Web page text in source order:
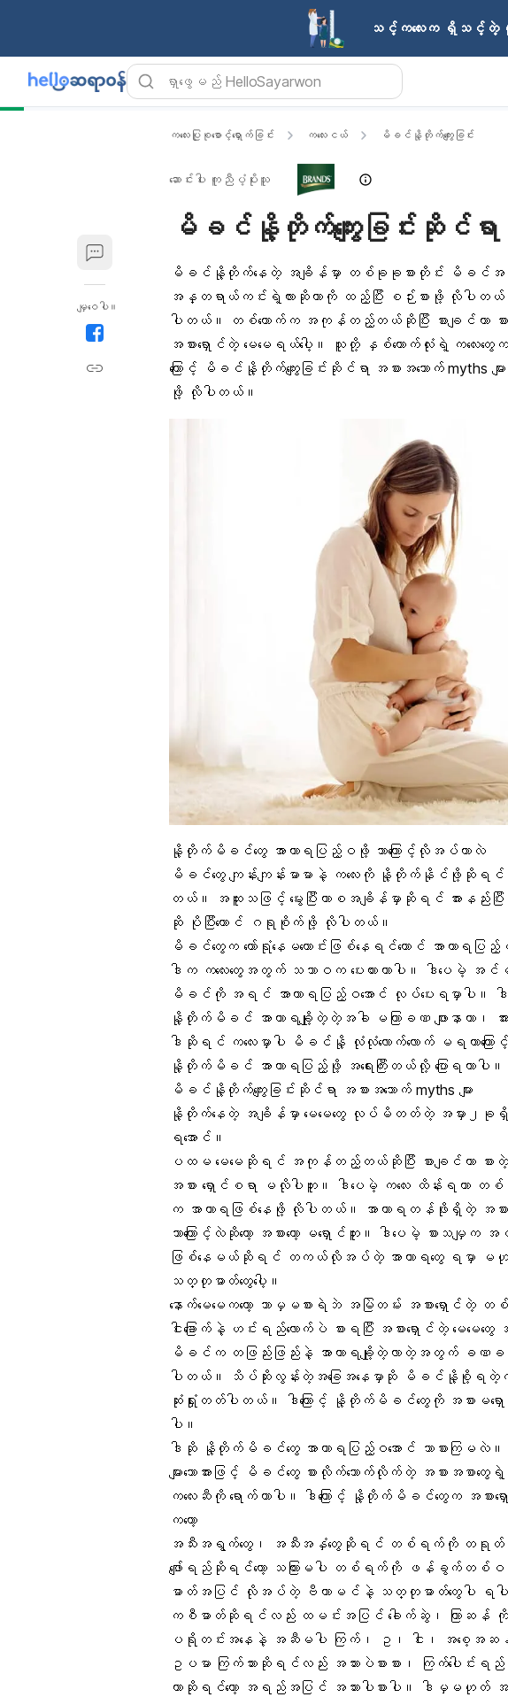
သင့်ကလေးက ရှိသင့်တဲ့
မျှဝေပါ။
ကလေးပြုစုစောင့်ရှောက်ခြင်း ကလေးငယ် မိခင်နို့တိုက်ကျွေးခြင်း
ဆောင်းပါး ကူညီပံ့ပိုးသူ
မိခင်နို့တိုက်ကျွေးခြင်းဆိုင်ရာ အ
မိခင်နို့တိုက်နေတဲ့ အချိန်မှာ တစ်ခုခုစားတိုင်း မိခင်အတွ
အန္တရာယ်ကင်းရဲ့လားဆိုတာကို ထည့်ပြီး စဉ်းစားဖို့ လိုပါတ
ပါတယ်။ တစ်ယောက်က အကုန်တည့်တယ်ဆိုပြီး စားချင်တာ စ
အစားရှောင်တဲ့ မေမေရယ်ပေါ့။ သူတို့ နှစ်ယောက်လုံးရဲ့ ကလေ
ကြောင့် မိခင်နို့တိုက်ကျွေးခြင်းဆိုင်ရာ အစားအသောက် myths
ဖို့ လိုပါတယ်။
နို့တိုက်မိခင်တွေ အာဟာရပြည့်ဝဖို့ ဘာကြောင့်လိုအပ်တာလဲ
မိခင်တွေ ကျန်းကျန်းမာမာနဲ့ ကလေးကို နို့တိုက်နိုင်ဖို့ ဆိုရင်
တယ်။ အထူးသဖြင့် မွေးပြီးကာစအချိန်မှာဆိုရင် အားနည်
ဆို ပိုပြီးတောင် ဂရုစိုက်ဖို့ လိုပါတယ်။
မိခင်တွေက တော်ရုံနေမကောင်းဖြစ်နေရင်တောင် အာဟာရပြ
ဒါက ကလေးတွေအတွက် သဘာဝက ပေးထားတာပါ။ ဒါပေမဲ့
မိခင်ကို အရင် အာဟာရပြည့်ဝအောင် လုပ်ပေးရမှာပါ။ ဒ
နို့တိုက်မိခင် အာဟာရချို့တဲ့ တဲ့အခါ မကြာခဏ ဖျားနာတာ၊
ဒါဆိုရင် ကလေးမှာပါ မိခင်နို့ လုံလုံလောက်လောက် မရတာကြော
နို့တိုက်မိခင် အာဟာရပြည့်ဖို့ အရေးကြီးတယ်လို့ ပြောရတာပါ။
မိခင်နို့တိုက်ကျွေးခြင်းဆိုင်ရာ အစားအသောက် myths များ
နို့တိုက်နေတဲ့ အချိန်မှာ မေမေတွေ လုပ်မိတတ်တဲ့ အမှား၂ခု
ရအောင်။
ပထမ မေမေဆိုရင် အကုန်တည့်တယ်ဆိုပြီး စားချင်တာ စားတဲ့ မ
အစား ရှောင်စရာ မလိုပါဘူး။ ဒါပေမဲ့ ကလေး ထိန်းရတ
က အာဟာရဖြစ်နေဖို့ လိုပါတယ်။ အာဟာရတန်ဖိုးရှိတဲ့ အစာ
ဘာကြောင့်လဲဆိုတော့ အစားတော့ မရှောင်ဘူး။ ဒါပေမဲ့ စားသမျှ
ဖြစ်နေမယ်ဆိုရင် တကယ်လိုအပ်တဲ့ အာဟာရတွေ ရမှာ မဟု
သတ္တုဓာတ်တွေပေါ့။
နောက်မေမေကတော့ ဘာမှမစားရဲဘဲ အမြဲတမ်း အစားရှောင်တဲ့
ငါးခြောက်နဲ့ ဟင်းရည်လောက်ပဲ စားရပြီး အစားရှောင်တဲ့ မေမေတွေအ
မိခင်က တဖြည်းဖြည်းနဲ့ အာဟာရချို့တဲ့လာတဲ့အတွက် ခဏခဏ ဖ
ပါတယ်။ သိပ်ဆိုးလွန်းတဲ့အခြေအနေမှာဆို မိခင်နို့စို့ရတဲ့ကလ
ဆုံးရှုံးတတ်ပါတယ်။ ဒါကြောင့် နို့တိုက်မိခင်တွေကို အစားမရှေ
ပါ။
ဒါဆို နို့တိုက်မိခင်တွေ အာဟာရပြည့်ဝအောင် ဘာစားကြမလဲ။
များသောအားဖြင့်
မိခင်တွေစားလိုက်သောက်လိုက်တဲ့ အစားအစာ
ကလေးဆီကို ရောက်တာပါ။ ဒါကြောင့် နို့တိုက်မိခင်တွေက အစ
ကတော့
အသီးအရွက်တွေ၊ အသီးအနှံတွေဆိုရင် တစ်ရက်ကို တရုတ်ပန်
ဖျော်ရည်ဆိုရင်တော့ သကြားမပါ တစ်ရက်ကို ဖန်ခွက်တစ်ဝ
ဓာတ်အပြင် လိုအပ်တဲ့ ဗီတာမင်နဲ့ သတ္တုဓာတ်တွေပါ ရပ
ကစီဓာတ်ဆိုရင်လည်း ထမင်းအပြင် ‌ခေါက်ဆွဲ၊ ကြာဆန်
ပရိုတင်းအနေနဲ့ အဆီမပါ ကြက်၊ ဥ၊ ငါး၊ အစေ့အဆ
ဥပမာ ကြက်သားဆိုရင်လည်း အသားပဲစားစား၊ ကြက်ပေါ
တာဆိုရင်တော့ အရည်အပြင် အသားပါစားပါ။ ဒါမှမဟုတ် အဆီ